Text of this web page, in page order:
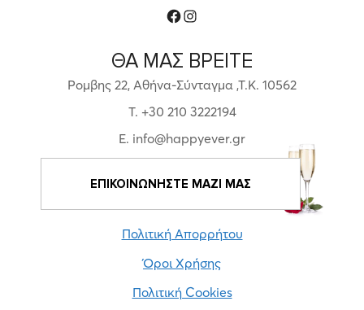
ΘΑ ΜΑΣ ΒΡΕΙΤΕ
Ρομβης 22, Αθήνα-Σύνταγμα ,Τ.Κ. 10562
T. +30 210 3222194
E. info@happyever.gr
ΕΠΙΚΟΙΝΩΝΗΣΤΕ ΜΑΖΙ ΜΑΣ
Πολιτική Απορρήτου
Όροι Χρήσης
Πολιτική Cookies
Facebook
Instagram